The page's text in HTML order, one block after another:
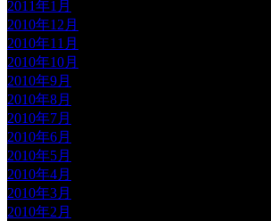
2011年1月
2010年12月
2010年11月
2010年10月
2010年9月
2010年8月
2010年7月
2010年6月
2010年5月
2010年4月
2010年3月
2010年2月